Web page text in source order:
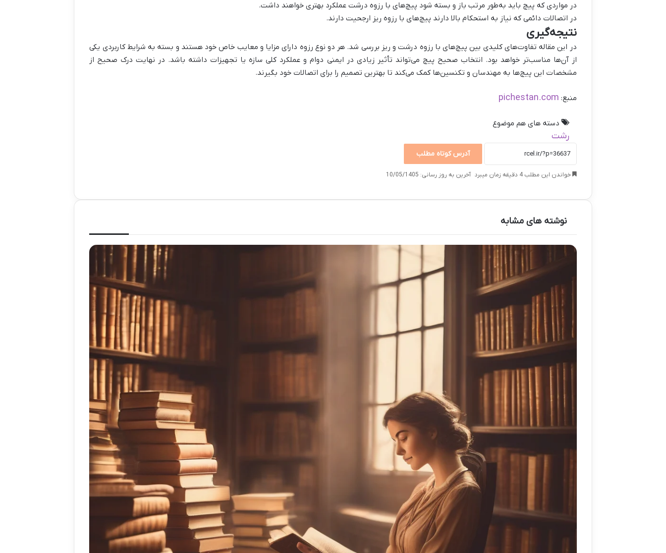
در مواردی که پیچ باید به‌طور مرتب باز و بسته شود پیچ‌های با رزوه درشت عملکرد بهتری خواهند داشت.
در اتصالات دائمی که نیاز به استحکام بالا دارند پیچ‌های با رزوه ریز ارجحیت دارند.
نتیجه‌گیری
در این مقاله تفاوت‌های کلیدی بین پیچ‌های با رزوه درشت و ریز بررسی شد. هر دو نوع رزوه دارای مزایا و معایب خاص خود هستند و بسته به شرایط کاربردی یکی
از آن‌ها مناسب‌تر خواهد بود. انتخاب صحیح پیچ می‌تواند تأثیر زیادی در ایمنی دوام و عملکرد کلی سازه یا تجهیزات داشته باشد. در نهایت درک صحیح از
مشخصات این پیچ‌ها به مهندسان و تکنسین‌ها کمک می‌کند تا بهترین تصمیم را برای اتصالات خود بگیرند.
منبع: pichestan.com
دسته های هم موضوع
رشت
آدرس کوتاه مطلب
آخرین به روز رسانی: 10/05/1405 خواندن این مطلب 4 دقیقه زمان میبرد
نوشته های مشابه